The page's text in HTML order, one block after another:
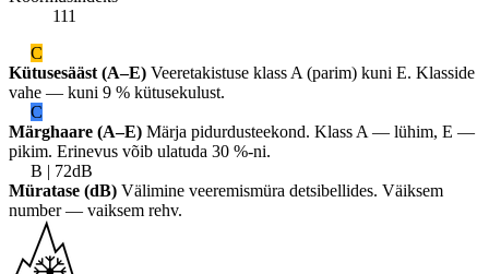
111
C
Kütusesääst (A–E) Veeretakistuse klass A (parim) kuni E. Klasside
vahe — kuni 9 % kütusekulust.
C
Märghaare (A–E) Märja pidurdusteekond. Klass A — lühim, E —
pikim. Erinevus võib ulatuda 30 %-ni.
B | 72dB
Müratase (dB) Välimine veeremismüra detsibellides. Väiksem
number — vaiksem rehv.